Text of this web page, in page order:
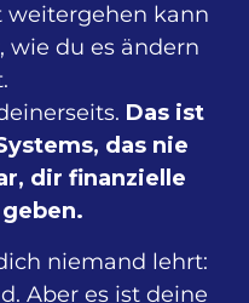
weitergehen kann
du es ändern
Das ist
das nie
dir finanzielle
niemand lehrt:
Aber es ist deine